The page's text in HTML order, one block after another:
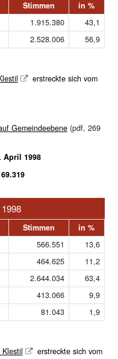
Stimmen
in %
1.915.380
43,1
2.528.006 56,9
erstreckte sich vom
Gemeindeebene(pdf, 269
April 1998
Stimmen
in %
566.551
13,6
464.625
11,2
2.644.034
63,4
413.066
9,9
81.043 1,9
Klestil
erstreckte sich vom